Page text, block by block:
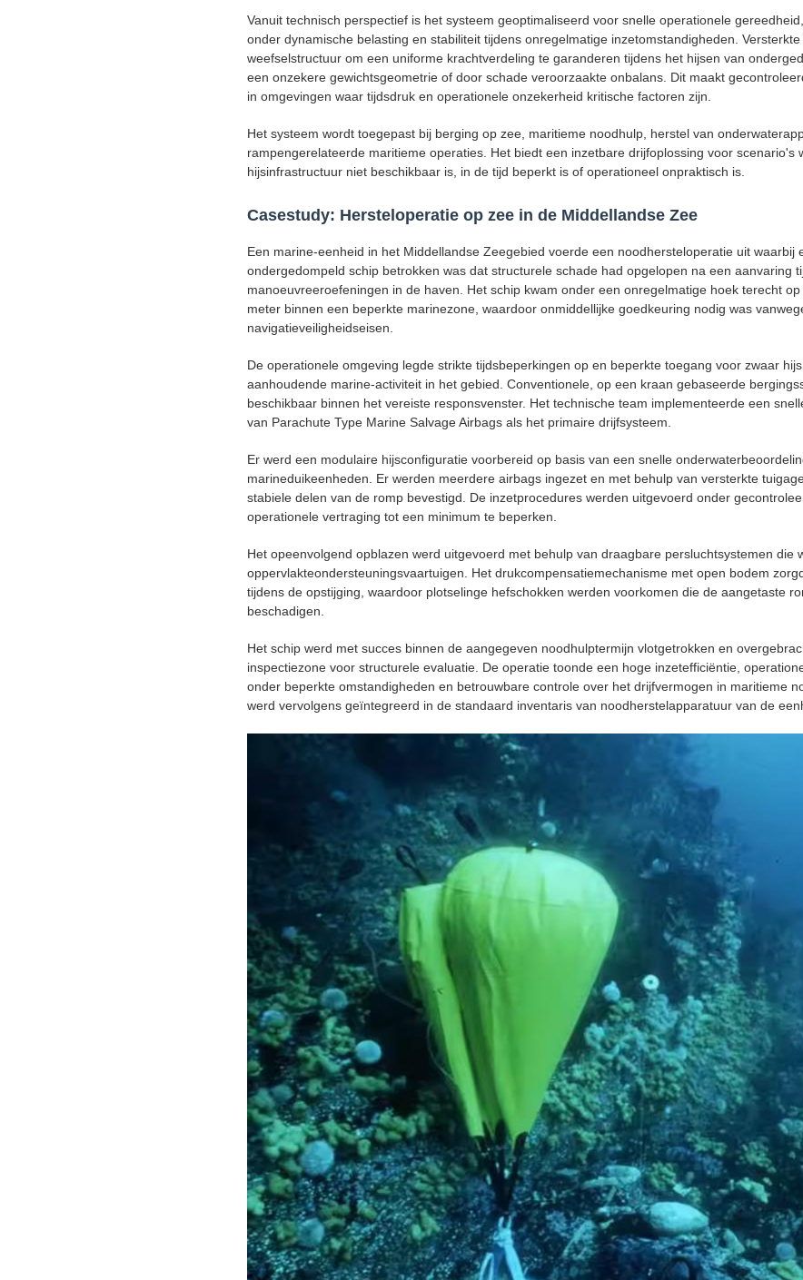
Vanuit technisch perspectief is het systeem geoptimaliseerd voor snelle operationele
onder dynamische belasting en stabiliteit tijdens onregelmatige inzetomstandigheden.
weefselstructuur om een ​​uniforme krachtverdeling te garanderen tijdens het hijsen van
een onzekere gewichtsgeometrie of door schade veroorzaakte onbalans. Dit maakt
in omgevingen waar tijdsdruk en operationele onzekerheid kritische factoren zijn.
Het systeem wordt toegepast bij berging op zee, maritieme noodhulp, herstel van
rampengerelateerde maritieme operaties. Het biedt een inzetbare drijfoplossing voor scenario's
hijsinfrastructuur niet beschikbaar is, in de tijd beperkt is of operationeel onpraktisch is.
Casestudy: Hersteloperatie op zee in de Middellandse Zee
Een marine-eenheid in het Middellandse Zeegebied voerde een noodhersteloperatie uit waarbij
ondergedompeld schip betrokken was dat structurele schade had opgelopen na een aanvaring
manoeuvreeroefeningen in de haven. Het schip kwam onder een onregelmatige hoek terecht
meter binnen een beperkte marinezone, waardoor onmiddellijke goedkeuring nodig was
navigatieveiligheidseisen.
De operationele omgeving legde strikte tijdsbeperkingen op en beperkte toegang voor zwaar
aanhoudende marine-activiteit in het gebied. Conventionele, op een kraan gebaseerde
beschikbaar binnen het vereiste responsvenster. Het technische team implementeerde een
van Parachute Type Marine Salvage Airbags als het primaire drijfsysteem.
Er werd een modulaire hijsconfiguratie voorbereid op basis van een snelle
marineduikeenheden. Er werden meerdere airbags ingezet en met behulp van versterkte
stabiele delen van de romp bevestigd. De inzetprocedures werden uitgevoerd onder
operationele vertraging tot een minimum te beperken.
Het opeenvolgend opblazen werd uitgevoerd met behulp van draagbare persluchtsystemen die
oppervlakteondersteuningsvaartuigen. Het drukcompensatiemechanisme met open bodem
tijdens de opstijging, waardoor plotselinge hefschokken werden voorkomen die de aangetaste
beschadigen.
Het schip werd met succes binnen de aangegeven noodhulptermijn vlotgetrokken en
inspectiezone voor structurele evaluatie. De operatie toonde een hoge inzetefficiëntie,
onder beperkte omstandigheden en betrouwbare controle over het drijfvermogen in maritieme
werd vervolgens geïntegreerd in de standaard inventaris van noodherstelapparatuur van de